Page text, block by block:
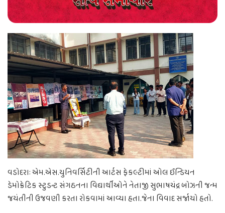
વડોદરાઃ એમ.એસ.યુનિવર્સિટીની આર્ટસ ફેકલ્ટીમાં ઓલ ઈન્ડિયન
ડેમોક્રેટિક સ્ટુડન્ટ સંગઠનના વિદ્યાર્થીઓને નેતાજી સુભાષચંદ્ર બોઝની જન્મ
જયંતીની ઉજવણી કરતા રોકવામાં આવ્યા હતા.જેના વિવાદ સર્જાયો હતો.